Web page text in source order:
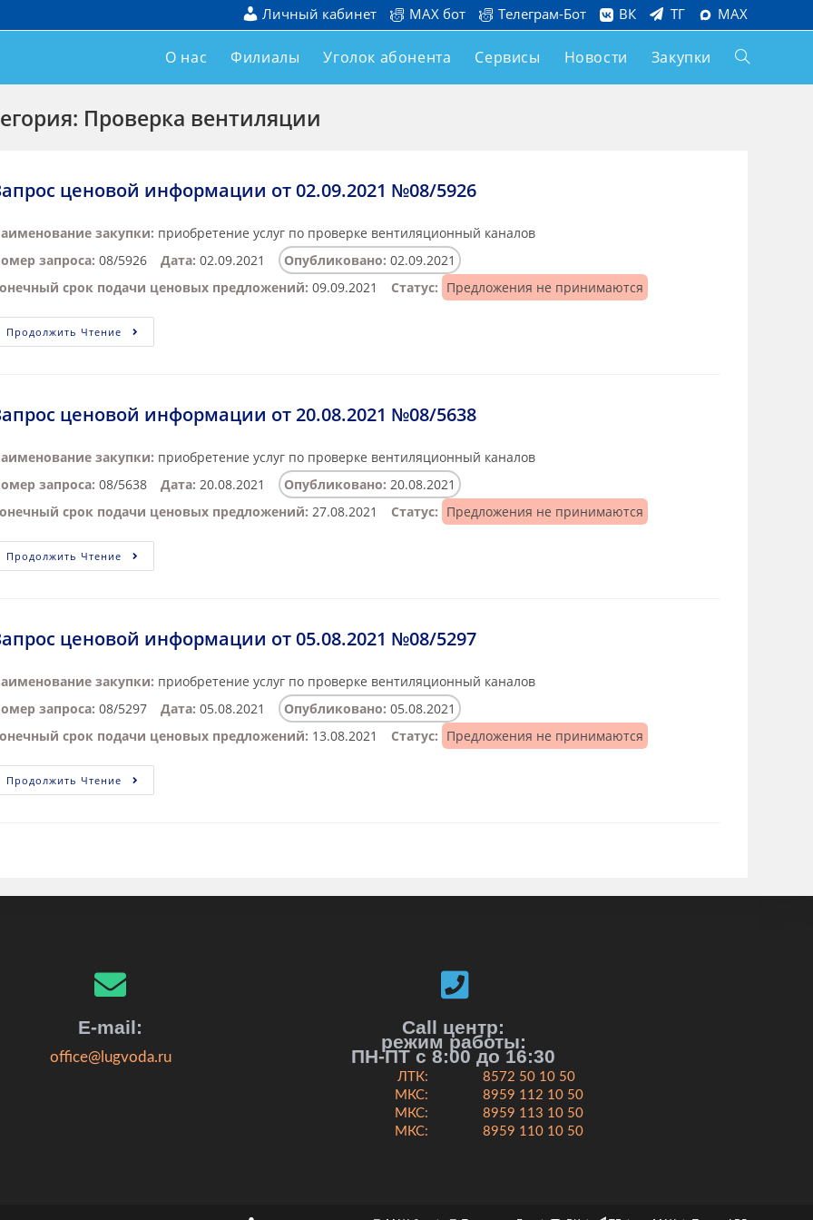
Личный кабинет MAX бот Телеграм-Бот ВК ТГ MAX
О нас Филиалы Уголок абонента Сервисы Новости Закупки
Проверка вентиляции
ценовой информации от 02.09.2021 №08/5926
закупки: приобретение услуг по проверке вентиляционный каналов
запроса: 08/5926 Дата: 02.09.2021 Опубликовано: 02.09.2021
срок подачи ценовых предложений: 09.09.2021 Статус: Предложения не принимаются
Продолжить Чтение
ценовой информации от 20.08.2021 №08/5638
закупки: приобретение услуг по проверке вентиляционный каналов
запроса: 08/5638 Дата: 20.08.2021 Опубликовано: 20.08.2021
срок подачи ценовых предложений: 27.08.2021 Статус: Предложения не принимаются
Продолжить Чтение
ценовой информации от 05.08.2021 №08/5297
закупки: приобретение услуг по проверке вентиляционный каналов
запроса: 08/5297 Дата: 05.08.2021 Опубликовано: 05.08.2021
срок подачи ценовых предложений: 13.08.2021 Статус: Предложения не принимаются
Продолжить Чтение
E-mail:
office@lugvoda.ru
Call центр:
режим работы:
ПН-ПТ с 8:00 до 16:30
ЛТК:
МКС:
МКС:
МКС:
8572 50 10 50
8959 112 10 50
8959 113 10 50
8959 110 10 50